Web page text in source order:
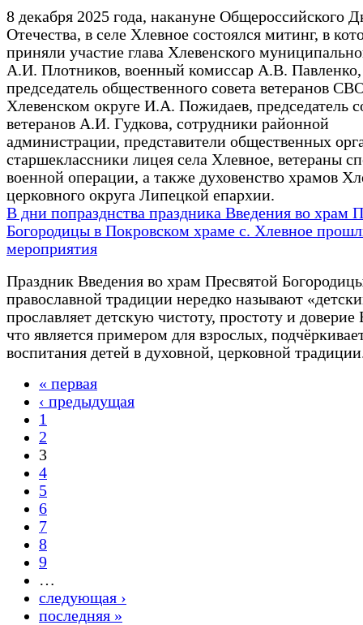
8 декабря 2025 года, накануне Общероссийского
Отечества, в селе Хлевное состоялся митинг, в
приняли участие глава Хлевенского
А.И. Плотников, военный комиссар А.В. Павленко,
председатель общественного совета ветеранов
Хлевенском округе И.А. Пожидаев, председатель
ветеранов А.И. Гудкова, сотрудники районной
администрации, представители общественных
старшеклассники лицея села Хлевное, ветераны
военной операции, а также духовенство храмов
церковного округа Липецкой епархии.
В дни попразднства праздника Введения во храм
Богородицы в Покровском храме с. Хлевное
мероприятия
Праздник Введения во храм Пресвятой
православной традиции нередко называют
прославляет детскую чистоту, простоту и
что является примером для взрослых,
воспитания детей в духовной, церковной
Страницы
« первая
‹ предыдущая
1
2
3
4
5
6
7
8
9
…
следующая ›
последняя »